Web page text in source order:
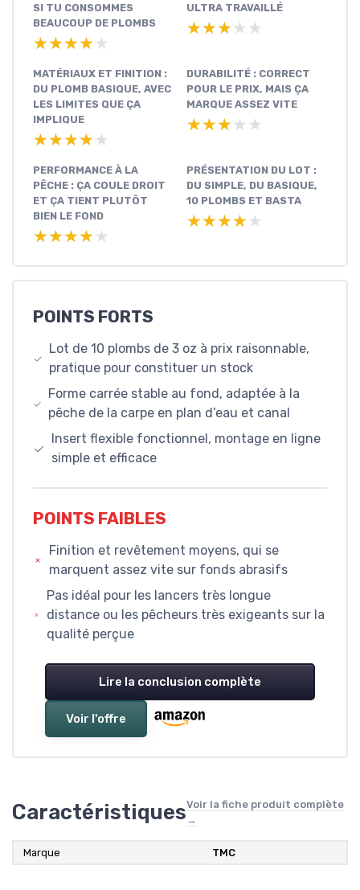
SI TU CONSOMMES
BEAUCOUP DE PLOMBS
★★★★★
★★★★★
ULTRA TRAVAILLÉ
★★★★★
★★★★★
MATÉRIAUX ET FINITION :
DU PLOMB BASIQUE, AVEC
LES LIMITES QUE ÇA
IMPLIQUE
★★★★★
★★★★★
DURABILITÉ : CORRECT
POUR LE PRIX, MAIS ÇA
MARQUE ASSEZ VITE
★★★★★
★★★★★
PERFORMANCE À LA
PÊCHE : ÇA COULE DROIT
ET ÇA TIENT PLUTÔT
BIEN LE FOND
★★★★★
★★★★★
PRÉSENTATION DU LOT :
DU SIMPLE, DU BASIQUE,
10 PLOMBS ET BASTA
★★★★★
★★★★★
POINTS FORTS
Lot de 10 plombs de 3 oz à prix raisonnable,
pratique pour constituer un stock
Forme carrée stable au fond, adaptée à la
pêche de la carpe en plan d’eau et canal
Insert flexible fonctionnel, montage en ligne
simple et efficace
POINTS FAIBLES
Finition et revêtement moyens, qui se
marquent assez vite sur fonds abrasifs
Pas idéal pour les lancers très longue
distance ou les pêcheurs très exigeants sur la
qualité perçue
Lire la conclusion complète
Voir l'offre
CaractéristiquesVoir la fiche produit complète
→
Marque TMC